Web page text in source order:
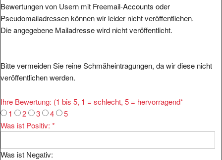
Bewertungen von Usern mit Freemail-Accounts oder
Pseudomailadressen können wir leider nicht veröffentlichen.
Die angegebene Mailadresse wird nicht veröffentlicht.
Bitte vermeiden Sie reine Schmäheintragungen, da wir diese nicht
veröffentlichen werden.
Ihre Bewertung: (1 bis 5, 1 = schlecht, 5 = hervorragend*
1
2 3 4
5
Was ist Positiv: *
Was ist Negativ: